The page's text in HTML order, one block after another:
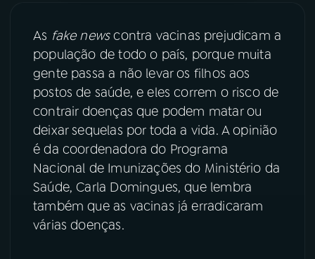
07ÚLTIMAS
FESTIVAL DE MÚSICA
ACOMPANHE A RÁDIO NACIONAL
YouTube
Instagram X
As fake newscontra vacinas prejudicam a
população de todo o país, porque muita
gente passa a não levar os filhos aos
postos de saúde, e eles correm o risco de
contrair doenças que podem matar ou
deixar sequelas por toda a vida. A opinião
é da coordenadora do Programa
Nacional de Imunizações do Ministério da
Saúde, Carla Domingues, que lembra
também que as vacinas já erradicaram
várias doenças.